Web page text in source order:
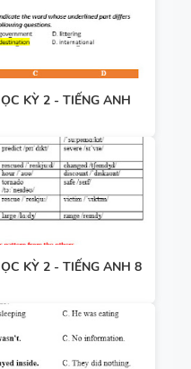
KỲ 2 - TIẾNG ANH
KỲ 2 - TIẾNG ANH 8